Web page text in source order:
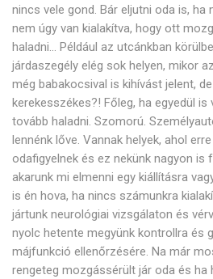
nincs vele gond. Bár eljutni oda is, ha
nem úgy van kialakítva, hogy ott
haladni… Például az utcánkban
járdaszegély elég sok helyen, mikor
még babakocsival is kihívást jelent,
kerekesszékes?! Főleg, ha egyedül is
tovább haladni. Szomorú.
lennénk lőve. Vannak helyek, ahol
odafigyelnek és ez nekünk nagyon is
akarunk mi elmenni egy kiállításra
is én hova, ha nincs számunkra
jártunk neurológiai vizsgálaton és
nyolc hetente megyünk kontrollra és
májfunkció ellenőrzésére. Na már
rengeteg mozgássérült jár oda és ha